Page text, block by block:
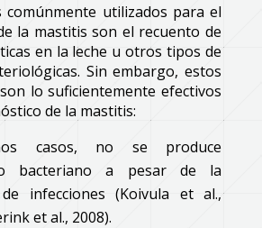
comúnmente utilizados para el
la mastitis son el recuento de
en la leche u otros tipos de
Sin embargo, estos
lo suficientemente efectivos
de la mastitis:
casos, no se produce
bacteriano a pesar de la
infecciones (Koivula et al.,
et al., 2008).